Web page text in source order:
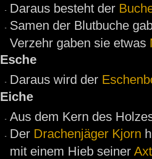
Daraus besteht der
Samen der Blutbuche
Verzehr gaben sie etwas
Esche
Daraus wird der
Eiche
Aus dem Kern des
Der Drachenjäger Kjorn
mit einem Hieb seiner Axt